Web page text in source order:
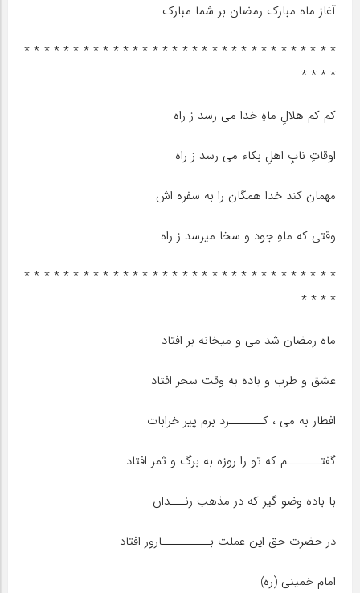
آغاز ماه مبارک رمضان بر شما مبارک
* * * * * * * * * * * * * * * * * * * * * * * * * * * * * * * *
* * * *
کم کم هلالِ ماهِ خدا می رسد ز راه
اوقاتِ نابِ اهلِ بکاء می رسد ز راه
مهمان کند خدا همگان را به سفره اش
وقتی که ماهِ جود و سخا میرسد ز راه
* * * * * * * * * * * * * * * * * * * * * * * * * * * * * * * *
* * * *
ماه رمضان شد می و میخانه بر افتاد
عشق و طرب و باده به وقت سحر افتاد
افطار به می ، کـــــــرد برم پیر خرابات
گفتـــــــم که تو را روزه به برگ و ثمر افتاد
با باده وضو گیر که در مذهب رنـــدان
در حضرت حق این عملت بــــــــــارور افتاد
امام خمینی (ره)